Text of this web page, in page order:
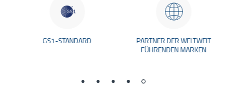
GS1-STANDARD
PARTNER DER WELTWEIT
FÜHRENDEN MARKEN